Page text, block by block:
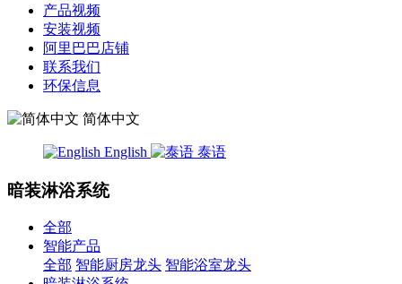
产品视频
安装视频
阿里巴巴店铺
联系我们
环保信息
简体中文
English 泰语
暗装淋浴系统
全部
智能产品
全部 智能厨房龙头 智能浴室龙头